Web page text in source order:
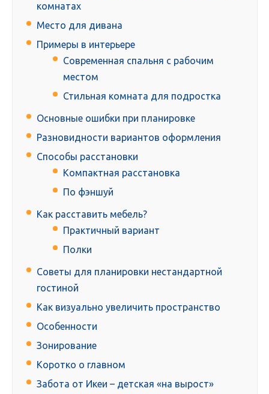
комнатах
Место для дивана
Примеры в интерьере
Современная спальня с рабочим
местом
Стильная комната для подростка
Основные ошибки при планировке
Разновидности вариантов оформления
Способы расстановки
Компактная расстановка
По фэншуй
Как расставить мебель?
Практичный вариант
Полки
Советы для планировки нестандартной
гостиной
Как визуально увеличить пространство
Особенности
Зонирование
Коротко о главном
Забота от Икеи – детская «на вырост»